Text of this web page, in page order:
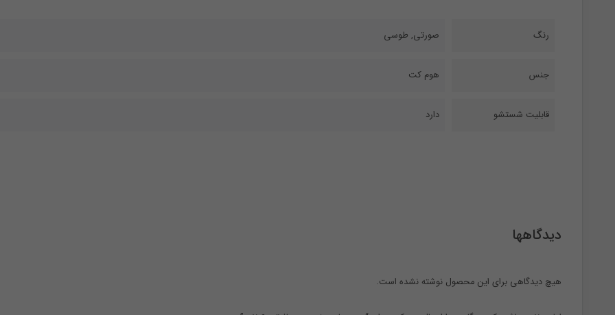
رنگ صورتی, طوسی
جنس هوم کت
قابلیت شستشو دارد
دیدگاهها
هیچ دیدگاهی برای این محصول نوشته نشده است.